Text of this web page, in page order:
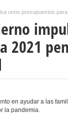
unos presupuestos
2021
en ayudar a las
la pandemia.